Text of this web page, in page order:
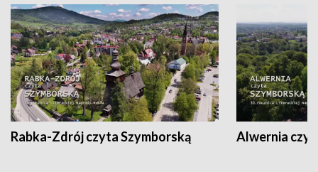
Rabka-Zdrój czyta Szymborską Alwernia